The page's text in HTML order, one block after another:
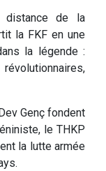
distance de la
la FKF en une
la légende :
Genç fondent
le THKP
la lutte armée